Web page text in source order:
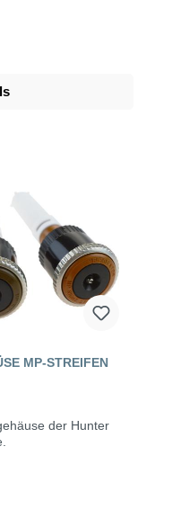
MP-STREIFEN
der Hunter